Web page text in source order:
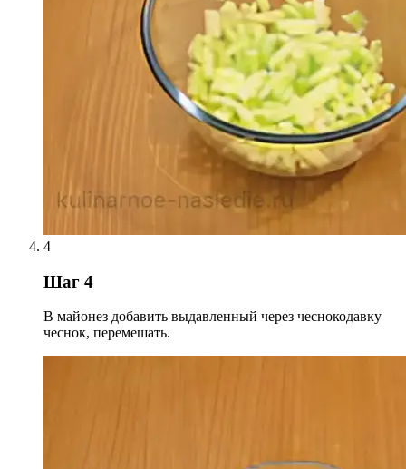
4
Шаг 4
В майонез добавить выдавленный через чеснокодавку
чеснок, перемешать.